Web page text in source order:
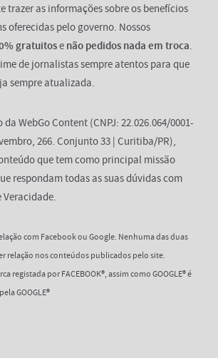
trazer as informações sobre os benefícios
oferecidas pelo governo. Nossos
gratuitose não pedidos nada em troca.
de jornalistas sempre atentos para que
sempre atualizada.
WebGo Content (CNPJ: 22.026.064/0001-
266. Conjunto 33 | Curitiba/PR),
que tem como principal missão
respondam todas as suas dúvidas com
Veracidade.
com Facebook ou Google. Nenhuma das duas
relação nos conteúdos publicados pelo site.
registada por FACEBOOK®, assim como GOOGLE® é
GOOGLE®